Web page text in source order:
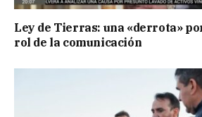
Ley de Tierras: una «derrota»
rol de la comunicación